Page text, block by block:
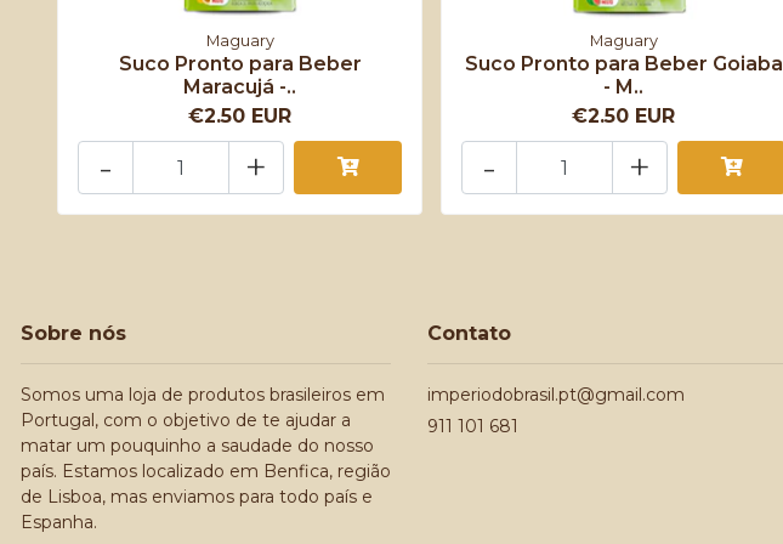
Maguary
Suco Pronto para Beber
Maracujá -..
€2.50 EUR
+
-
Maguary
Suco Pronto para Beber Goiaba
- M..
€2.50 EUR
+
-
Sobre nós
Somos uma loja de produtos brasileiros em
Portugal, com o objetivo de te ajudar a
matar um pouquinho a saudade do nosso
país. Estamos localizado em Benfica, região
de Lisboa, mas enviamos para todo país e
Espanha.
Contato
imperiodobrasil.pt@gmail.com
911 101 681